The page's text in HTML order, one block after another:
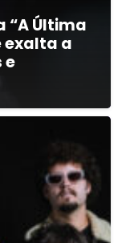
“A Última
exalta a
e